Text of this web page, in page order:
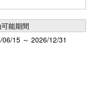
能期間
06/15 ～ 2026/12/31